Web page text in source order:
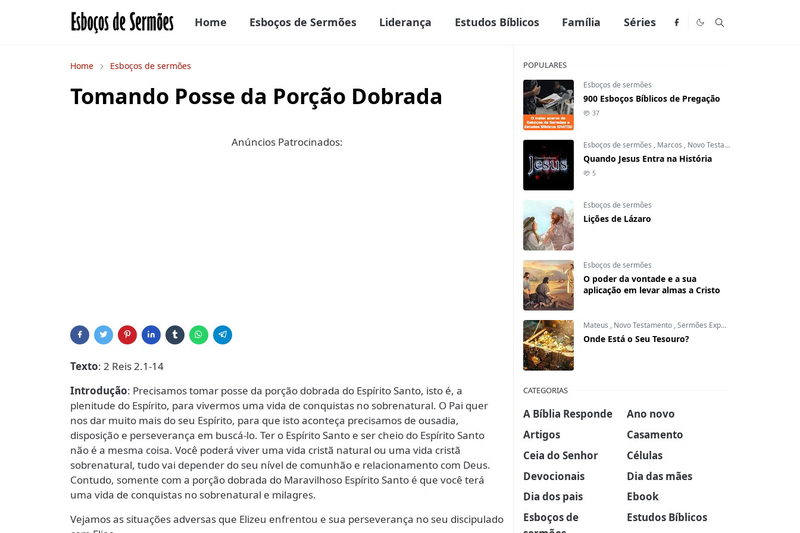
Home Esboços de Sermões Liderança Estudos Bíblicos Família Séries
Home Esboços de sermões
Tomando Posse da Porção Dobrada
Anúncios Patrocinados:
Texto: 2 Reis 2.1-14
Introdução: Precisamos tomar posse da porção dobrada do Espírito Santo, isto é, a
plenitude do Espírito, para vivermos uma vida de conquistas no sobrenatural. O Pai quer
nos dar muito mais do seu Espírito, para que isto aconteça precisamos de ousadia,
disposição e perseverança em buscá-lo. Ter o Espírito Santo e ser cheio do Espírito Santo
não é a mesma coisa. Você poderá viver uma vida cristã natural ou uma vida cristã
sobrenatural, tudo vai depender do seu nível de comunhão e relacionamento com Deus.
Contudo, somente com a porção dobrada do Maravilhoso Espírito Santo é que você terá
uma vida de conquistas no sobrenatural e milagres.
Vejamos as situações adversas que Elizeu enfrentou e sua perseverança no seu discipulado
POPULARES
Esboços de sermões
900 Esboços Bíblicos de Pregação
37
Esboços de sermões , Marcos , Novo Testamento
Quando Jesus Entra na História
5
Esboços de sermões
Lições de Lázaro
Esboços de sermões
O poder da vontade e a sua
aplicação em levar almas a Cristo
Mateus , Novo Testamento ,Sermões Expositivos
Onde Está o Seu Tesouro?
CATEGORIAS
A Bíblia Responde
Ano novo
Artigos
Casamento
Ceia do Senhor
Células
Devocionais
Dia das mães
Dia dos pais
Ebook
Esboços de
Estudos Bíblicos